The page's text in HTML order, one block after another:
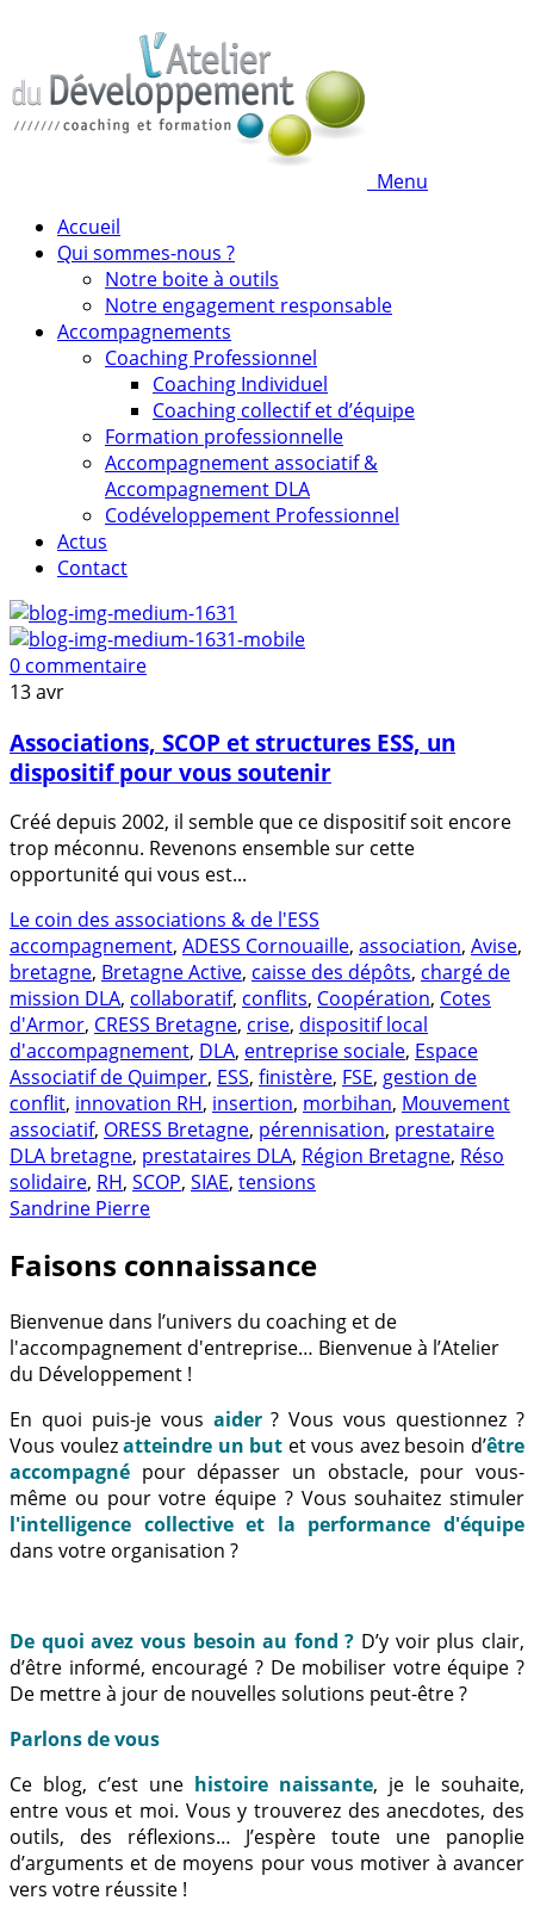
Menu
Accueil
Qui sommes-nous ?
Notre boite à outils
Notre engagement responsable
Accompagnements
Coaching Professionnel
Coaching Individuel
Coaching collectif et d’équipe
Formation professionnelle
Accompagnement associatif &
Accompagnement DLA
Codéveloppement Professionnel
Actus
Contact
0 commentaire
13avr
Associations, SCOP et structures ESS, un
dispositif pour vous soutenir
Créé depuis 2002, il semble que ce dispositif soit encore
trop méconnu. Revenons ensemble sur cette
opportunité qui vous est...
Le coin des associations & de l'ESS
accompagnement, ADESS Cornouaille, association, Avise,
bretagne, Bretagne Active, caisse des dépôts, chargé de
mission DLA, collaboratif, conflits, Coopération, Cotes
d'Armor, CRESS Bretagne, crise, dispositif local
d'accompagnement, DLA, entreprise sociale, Espace
Associatif de Quimper, ESS, finistère, FSE, gestion de
conflit, innovation RH, insertion, morbihan, Mouvement
associatif, ORESS Bretagne, pérennisation, prestataire
DLA bretagne, prestataires DLA, Région Bretagne, Réso
solidaire, RH, SCOP, SIAE, tensions
Sandrine Pierre
Faisons connaissance
Bienvenue dans l’univers du coaching et de
l'accompagnement d'entreprise… Bienvenue à l’Atelier
du Développement !
En quoi puis-je vous aider? Vous vous questionnez ?
Vous voulezatteindre un but et vous avez besoin d’être
accompagné pour dépasser un obstacle, pour vous-
même ou pour votre équipe ? Vous souhaitez stimuler
l'intelligence collective et la performance d'équipe
dans votre organisation ?
De quoi avez vous besoin au fond ? D’y voir plus clair,
d’être informé, encouragé ? De mobiliser votre équipe ?
De mettre à jour de nouvelles solutions peut-être ?
Parlons de vous
Ce blog, c’est une histoire naissante, je le souhaite,
entre vous et moi. Vous y trouverez des anecdotes, des
outils, des réflexions… J’espère toute une panoplie
d’arguments et de moyens pour vous motiver à avancer
vers votre réussite !